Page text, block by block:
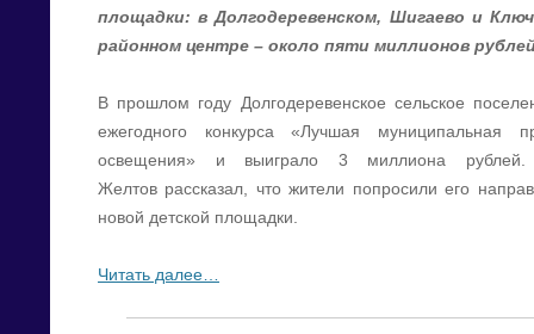
площадки: в Долгодеревенском, Шигаево и
районном центре – около пяти миллионов
В прошлом году Долгодеревенское сельское
ежегодного конкурса «Лучшая муниципальная
освещения» и выиграло 3 миллиона рублей.
Желтов рассказал, что жители попросили его
новой детской площадки.
Читать далее…